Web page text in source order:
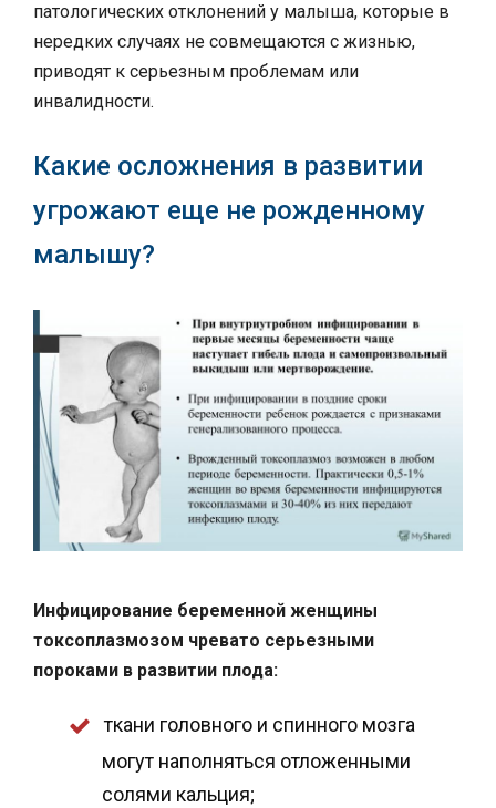
патологических отклонений у малыша, которые в
нередких случаях не совмещаются с жизнью,
приводят к серьезным проблемам или
инвалидности.
Какие осложнения в развитии
угрожают еще не рожденному
малышу?
Инфицирование беременной женщины
токсоплазмозом чревато серьезными
пороками в развитии плода:
ткани головного и спинного мозга
могут наполняться отложенными
солями кальция;